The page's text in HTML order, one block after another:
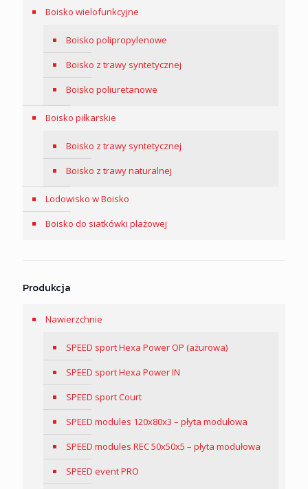
Boisko wielofunkcyjne
Boisko polipropylenowe
Boisko z trawy syntetycznej
Boisko poliuretanowe
Boisko piłkarskie
Boisko z trawy syntetycznej
Boisko z trawy naturalnej
Lodowisko w Boisko
Boisko do siatkówki plażowej
Produkcja
Nawierzchnie
SPEED sport Hexa Power OP (ażurowa)
SPEED sport Hexa Power IN
SPEED sport Court
SPEED modules 120x80x3 – płyta modułowa
SPEED modules REC 50x50x5 – płyta modułowa
SPEED event PRO